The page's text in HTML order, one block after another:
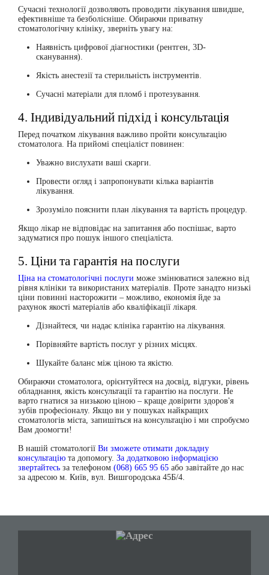
Сучасні технології дозволяють проводити лікування швидше,
ефективніше та безболісніше. Обираючи приватну
стоматологічну клініку, зверніть увагу на:
Наявність цифрової діагностики (рентген, 3D-
сканування).
Якість анестезії та стерильність інструментів.
Сучасні матеріали для пломб і протезування.
4. Індивідуальний підхід і консультація
Перед початком лікування важливо пройти консультацію
стоматолога. На прийомі спеціаліст повинен:
Уважно вислухати ваші скарги.
Провести огляд і запропонувати кілька варіантів
лікування.
Зрозуміло пояснити план лікування та вартість процедур.
Якщо лікар не відповідає на запитання або поспішає, варто
задуматися про пошук іншого спеціаліста.
5. Ціни та гарантія на послуги
Ціна на стоматологічні послуги може змінюватися залежно від
рівня клініки та використаних матеріалів. Проте занадто низькі
ціни повинні насторожити – можливо, економія йде за
рахунок якості матеріалів або кваліфікації лікаря.
Дізнайтеся, чи надає клініка гарантію на лікування.
Порівняйте вартість послуг у різних місцях.
Шукайте баланс між ціною та якістю.
Обираючи стоматолога, орієнтуйтеся на досвід, відгуки, рівень
обладнання, якість консультації та гарантію на послуги. Не
варто гнатися за низькою ціною – краще довірити здоров'я
зубів професіоналу. Якщо ви у пошуках найкращих
стоматологів міста, запишіться на консультацію і ми спробуємо
Вам доомогти!
В нашій стоматології Ви зможете отимати докладну
консультацію та допомогу. За додатковою інформацією
звертайтесь за телефоном (068) 665 95 65 або завітайте до нас
за адресою м. Київ, вул. Вишгородська 45Б/4.